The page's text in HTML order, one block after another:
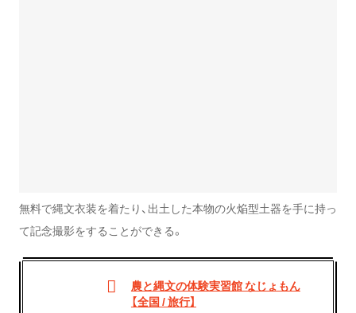
無料で縄文衣装を着たり、出土した本物の火焔型土器を手に持っ
て記念撮影をすることができる。
農と縄文の体験実習館 なじょもん
【全国 / 旅行】